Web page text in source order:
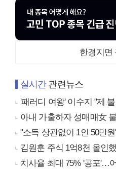
한경지면
실시간관련뉴스
'패러디 여왕' 이수지 "제
아내 가출하자 성매매女
"소득 상관없이 1인 50만
김원훈 주식 1억8천 올인
치사율 최대 75% '공포'…